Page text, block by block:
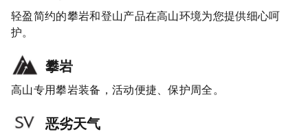
轻盈简约的攀岩和登山产品在高山环境为您提供细心呵
护。
攀岩
高山专用攀岩装备，活动便捷、保护周全。
恶劣天气